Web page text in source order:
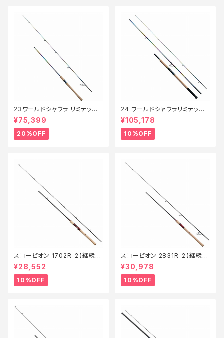
23ワールドシャウラ リミテッド
2703R‐2【特価竿】【20】
¥75,399
20%OFF
24 ワールドシャウラリミテッド
21053R-3【継続セール_ロッ
ド】【10】
¥105,178
10%OFF
スコーピオン 1702R-2【継続セ
ール_ロッド】【10】
¥28,552
10%OFF
スコーピオン 2831R-2【継続セ
ール_ロッド】【10】
¥30,978
10%OFF